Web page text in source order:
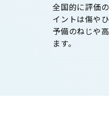
全国的に評価
イントは傷や
予備のねじや
ます。